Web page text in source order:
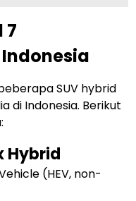
7
SUV hybrid
di Indonesia. Berikut
Hybrid
(HEV, non-